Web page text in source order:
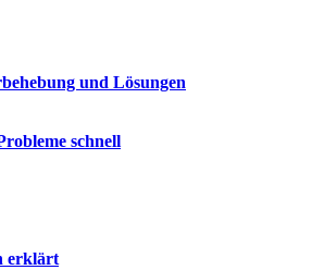
und Lösungen
schnell
erklärt